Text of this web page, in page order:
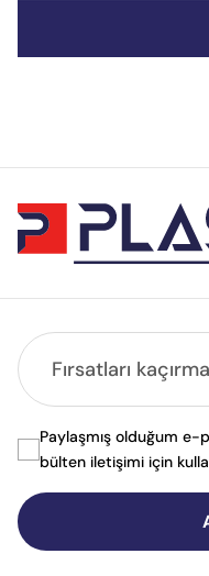
Paylaşmış olduğum
bülten iletişimi için